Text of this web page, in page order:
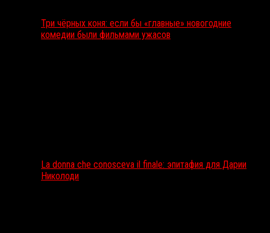
Три чёрных коня: если бы «главные» новогодние
комедии были фильмами ужасов
La donna che conosceva il finale: эпитафия для Дарии
Николоди